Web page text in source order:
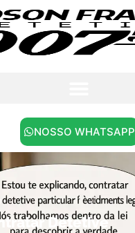
NOSSO WHATSAPP
Detetive